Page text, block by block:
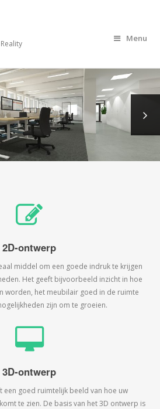
Menu
2D-ontwerp
middel om een goede indruk te krijgen
Het geeft bijvoorbeeld inzicht in hoe
worden, het meubilair goed in de ruimte
zijn om te groeien.
3D-ontwerp
een goed ruimtelijk beeld van hoe uw
te zien. De basis van het 3D ontwerp is